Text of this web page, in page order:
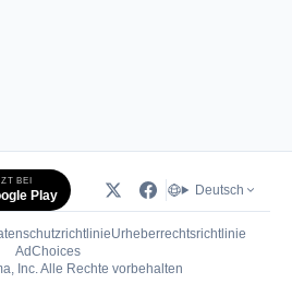
BEI
Play Deutsch
Urheberrechtsrichtlinie
AdChoices(öffnet in neuem Tab)
Inc. Alle Rechte vorbehalten